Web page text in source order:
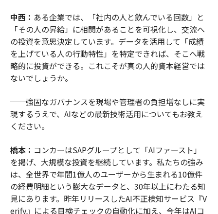
中西： ある企業では、「社内の人と飲んでいる回数」と
「その人の昇給」に相関があることを可視化し、交流へ
の投資を意思決定しています。データを活用して「成績
を上げている人の行動特性」を特定できれば、そこへ戦
略的に投資ができる。これこそが真の人的資本経営では
ないでしょうか。
──強固なガバナンスを現場や管理者の負担増なしに実
現するうえで、AIなどの最新技術活用についてもお教え
ください。
橋本： コンカーはSAPグループとして「AIファースト」
を掲げ、大規模な投資を継続しています。私たちの強み
は、全世界で年間1億人のユーザーから生まれる10億件
の経費明細という膨大なデータと、30年以上にわたる知
見にあります。昨年リリースしたAI不正検知サービス『V
erify』による目検チェックの自動化に加え、今年はAIコ